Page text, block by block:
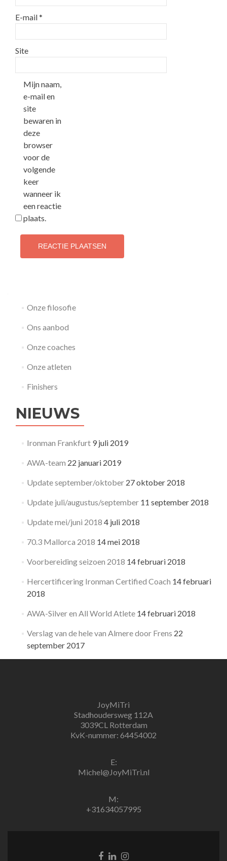
E-mail*
Site
Mijn naam,
e-mail en
site
bewaren in
deze
browser
voor de
volgende
keer
wanneer ik
een reactie
plaats.
Onze filosofie
Ons aanbod
Onze coaches
Onze atleten
Finishers
NIEUWS
Ironman Frankfurt 9 juli 2019
AWA-team 22 januari 2019
Update september/oktober 27 oktober 2018
Update juli/augustus/september 11 september 2018
Update mei/juni 2018 4 juli 2018
70.3 Mallorca 2018 14 mei 2018
Voorbereiding seizoen 2018 14 februari 2018
Hercertificering Ironman Certified Coach 14 februari
2018
AWA-Silver en All World Atlete 14 februari 2018
Verslag van de hele van Almere door Frens 22
september 2017
JoyMiTri
Stadhoudersweg 112A
3039CL Rotterdam
KvK-nummer: 64454002
E:
Michel@JoyMiTri.nl
M:
+31634057995
Facebook
LinkedinInstagram